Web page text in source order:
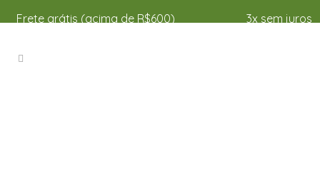
Frete grátis (acima de R$600) 3x sem juros